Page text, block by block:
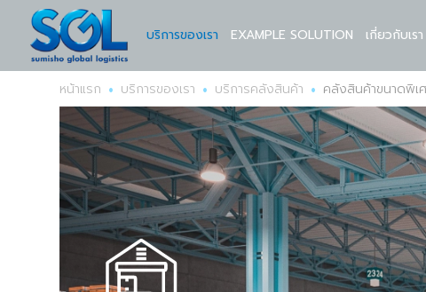
บริการของเรา EXAMPLE SOLUTION เกี่ยวกับเรา
หน้าแรก • บริการของเรา • บริการคลังสินค้า • คลังสินค้าขนาดพิเ